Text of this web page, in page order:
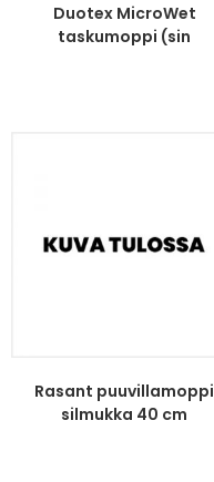
Duotex MicroWet
taskumoppi (sin
Rasant puuvillamoppi
silmukka 40 cm